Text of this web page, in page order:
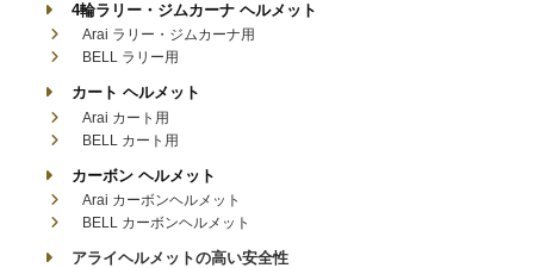
4輪ラリー・ジムカーナ ヘルメット
Arai ラリー・ジムカーナ用
BELL ラリー用
カート ヘルメット
Arai カート用
BELL カート用
カーボン ヘルメット
Arai カーボンヘルメット
BELL カーボンヘルメット
アライヘルメットの高い安全性